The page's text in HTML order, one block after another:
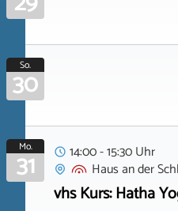
So.
30
Mo.
31
14:00 - 15:30 Uhr
Haus an der
vhs Kurs: Hatha